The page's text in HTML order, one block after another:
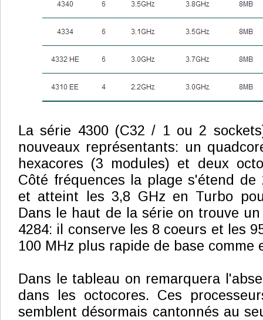
La série 4300 (C32 / 1 ou 2
nouveaux représentants: un
hexacores (3 modules) et deux
Côté fréquences la plage s'étend de
et atteint les 3,8 GHz en Turbo
Dans le haut de la série on trouve
4284: il conserve les 8 coeurs et les
100 MHz plus rapide de base comme
Dans le tableau on remarquera
dans les octocores. Ces
semblent désormais cantonnés au